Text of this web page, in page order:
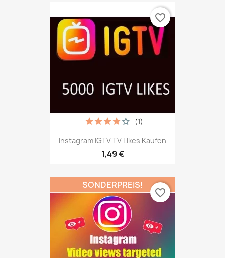
Instagram IGTV TV Likes Kaufen
1,49 €
(1)
favorite_border
SONDERPREIS!
favorite_border